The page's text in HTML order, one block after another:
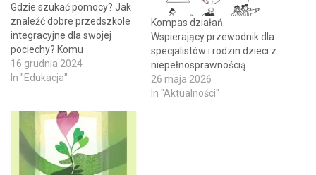
Gdzie szukać pomocy? Jak
znaleźć dobre przedszkole
integracyjne dla swojej
pociechy? Komu
przysługują fundusze
finansowe, a komu inne
do żłobka? To tylko niektóre
wątpliwości, z którymi
codziennie mierzą się
rodzice dzieci z
16 grudnia 2024
In "Edukacja"
Kompas działań.
Wspierający przewodnik dla
specjalistów i rodzin dzieci z
niepełnosprawnością
26 maja 2026
In "Aktualności"